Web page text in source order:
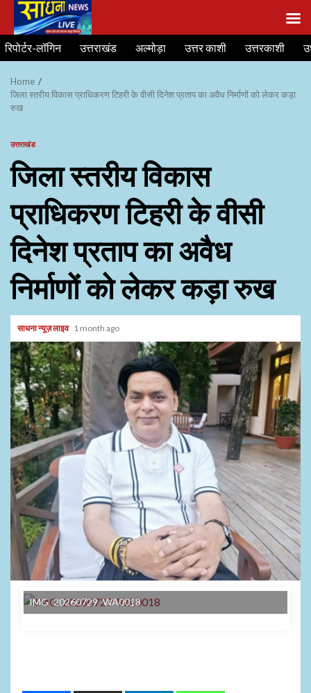
Skip
to
content
रिपोर्टर-लॉगिन उत्तराखंड अल्मोड़ा उत्तर काशी उत्तरकाशी
Home
जिला स्तरीय विकास प्राधिकरण टिहरी के वीसी दिनेश प्रताप का अवैध निर्माणों को लेकर कड़ा
रुख
उत्तराखंड
जिला स्तरीय विकास
प्राधिकरण टिहरी के वीसी
दिनेश प्रताप का अवैध
निर्माणों को लेकर कड़ा रुख
साधना न्यूज़ लाइव 1 month ago
IMG 20260729 WA0018